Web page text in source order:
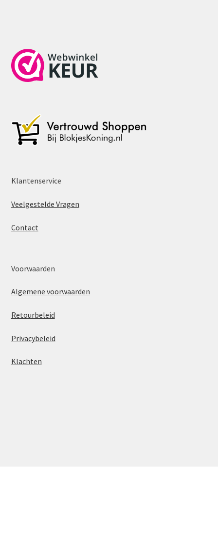
Klantenservice
Veelgestelde Vragen
Contact
Voorwaarden
Algemene voorwaarden
Retourbeleid
Privacybeleid
Klachten